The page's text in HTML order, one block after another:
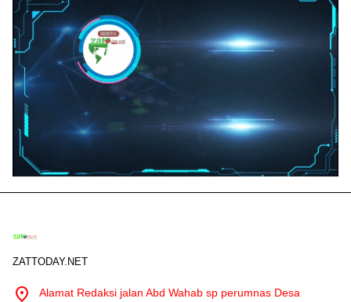
ZATTODAY.NET
Alamat Redaksi jalan Abd Wahab sp perumnas Desa